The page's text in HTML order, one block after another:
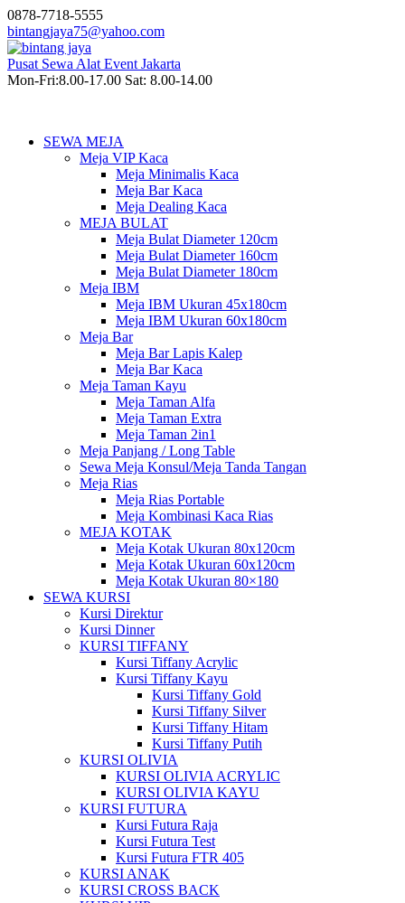
0878-7718-5555
bintangjaya75@yahoo.com
Pusat Sewa Alat Event Jakarta
Mon-Fri:8.00-17.00 Sat: 8.00-14.00
SEWA MEJA
Meja VIP Kaca
Meja Minimalis Kaca
Meja Bar Kaca
Meja Dealing Kaca
MEJA BULAT
Meja Bulat Diameter 120cm
Meja Bulat Diameter 160cm
Meja Bulat Diameter 180cm
Meja IBM
Meja IBM Ukuran 45x180cm
Meja IBM Ukuran 60x180cm
Meja Bar
Meja Bar Lapis Kalep
Meja Bar Kaca
Meja Taman Kayu
Meja Taman Alfa
Meja Taman Extra
Meja Taman 2in1
Meja Panjang / Long Table
Sewa Meja Konsul/Meja Tanda Tangan
Meja Rias
Meja Rias Portable
Meja Kombinasi Kaca Rias
MEJA KOTAK
Meja Kotak Ukuran 80x120cm
Meja Kotak Ukuran 60x120cm
Meja Kotak Ukuran 80×180
SEWA KURSI
Kursi Direktur
Kursi Dinner
KURSI TIFFANY
Kursi Tiffany Acrylic
Kursi Tiffany Kayu
Kursi Tiffany Gold
Kursi Tiffany Silver
Kursi Tiffany Hitam
Kursi Tiffany Putih
KURSI OLIVIA
KURSI OLIVIA ACRYLIC
KURSI OLIVIA KAYU
KURSI FUTURA
Kursi Futura Raja
Kursi Futura Test
Kursi Futura FTR 405
KURSI ANAK
KURSI CROSS BACK